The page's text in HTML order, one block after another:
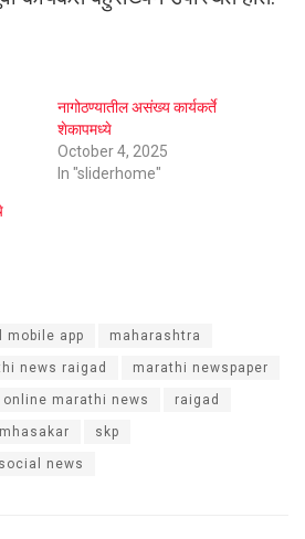
नागोठण्यातील असंख्य कार्यकर्ते
शेकापमध्ये
October 4, 2025
In "sliderhome"
mobile app maharashtra
news raigad marathi newspaper
online marathi news raigad
skp
social news